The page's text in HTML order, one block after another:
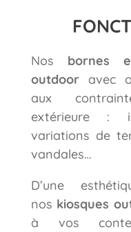
Nos
bornes
outdoor
avec
aux
extérieure :
variations de
vandales…
D’une
nos kiosques
à vos